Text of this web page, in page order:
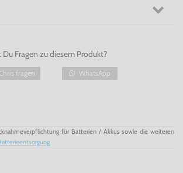
Du Fragen zu diesem Produkt?
Chris fragen WhatsApp
für Batterien / Akkus sowie die weiteren